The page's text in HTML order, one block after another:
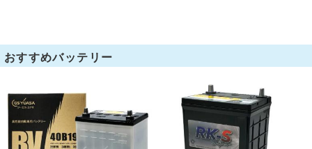
おすすめバッテリー